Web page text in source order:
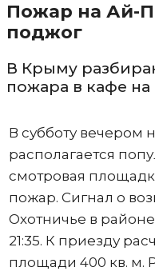
Пожар на Ай-
поджог
В Крыму
пожара в кафе
В субботу вечером
располагается
смотровая
пожар. Сигнал о
Охотничье в
21:35. К приезду
площади 400 кв. м.